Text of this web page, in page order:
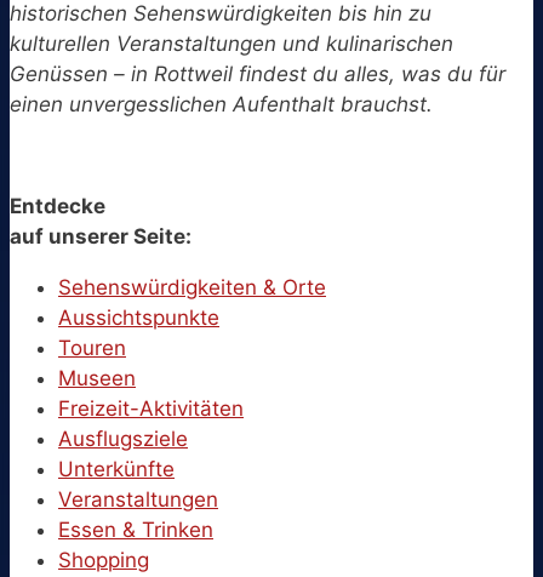
historischen Sehenswürdigkeiten bis hin zu
kulturellen Veranstaltungen und kulinarischen
Genüssen – in Rottweil findest du alles, was du für
einen unvergesslichen Aufenthalt brauchst.
Entdecke
auf unserer Seite:
Sehenswürdigkeiten & Orte
Aussichtspunkte
Touren
Museen
Freizeit-Aktivitäten
Ausflugsziele
Unterkünfte
Veranstaltungen
Essen & Trinken
Shopping